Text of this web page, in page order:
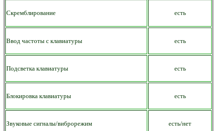
Скремблирование есть
Ввод частоты с клавиатуры есть
Подсветка клавиатуры есть
Блокировка клавиатуры есть
Звуковые сигналы/виброрежим есть/нет